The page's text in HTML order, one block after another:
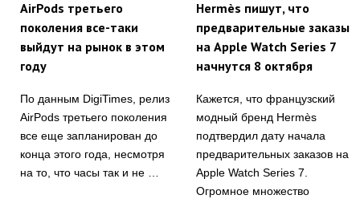
AirPods третьего
поколения все-таки
выйдут на рынок в этом
году
По данным DigiTimes, релиз
AirPods третьего поколения
все еще запланирован до
конца этого года, несмотря
на то, что часы так и не …
Hermès пишут, что
предварительные заказы
на Apple Watch Series 7
начнутся 8 октября
Кажется, что французский
модный бренд Hermès
подтвердил дату начала
предварительных заказов на
Apple Watch Series 7.
Огромное множество